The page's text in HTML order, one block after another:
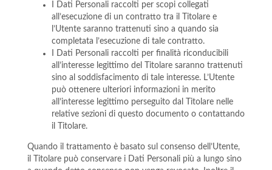
I Dati Personali raccolti per scopi collegati
all’esecuzione di un contratto tra il Titolare e
l’Utente saranno trattenuti sino a quando sia
completata l’esecuzione di tale contratto.
I Dati Personali raccolti per finalità riconducibili
all’interesse legittimo del Titolare saranno trattenuti
sino al soddisfacimento di tale interesse. L’Utente
può ottenere ulteriori informazioni in merito
all’interesse legittimo perseguito dal Titolare nelle
relative sezioni di questo documento o contattando
il Titolare.
Quando il trattamento è basato sul consenso dell’Utente,
il Titolare può conservare i Dati Personali più a lungo sino